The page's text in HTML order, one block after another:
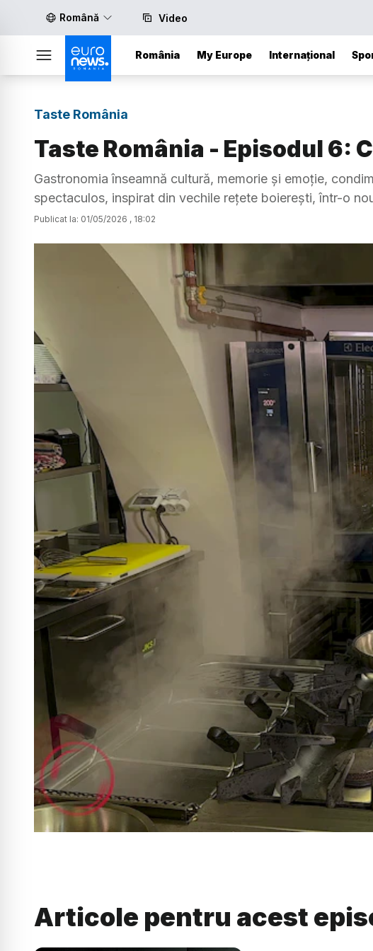
Română Video
România My Europe Internațional
Taste România
Taste România - Episodul 6:
Gastronomia înseamnă cultură, memorie și emoție,
spectaculos, inspirat din vechile rețete boierești, într-o
Publicat la: 01/05/2026 , 18:02
Articole pentru acest